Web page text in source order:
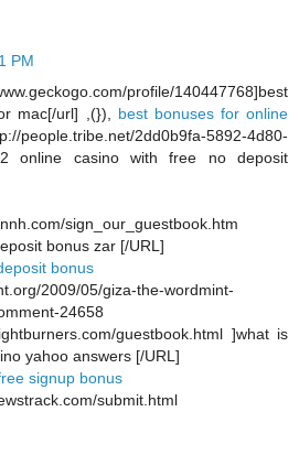
PM
profile/140447768]best
mac[/url] ,(}), best bonuses for online
people.tribe.net/2dd0b9fa-5892-4d80-
online casino with free no deposit
sign_our_guestbook.htm
bonus zar [/URL]
bonus
2009/05/giza-the-wordmint-
24658
guestbook.html ]what is
yahoo answers [/URL]
signup bonus
submit.html